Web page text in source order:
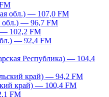
обл.) — 107,0 FM
обл.) — 96,7 FM
— 102,2 FM
— 92,4 FM
Республика) — 104,4
край) — 94,2 FM
край) — 100,4 FM
FM